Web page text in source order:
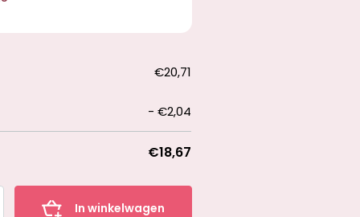
€20,71
-€2,04
€18,67
In winkelwagen